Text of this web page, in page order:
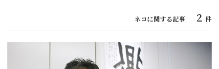
ネコに関する記事 2 件